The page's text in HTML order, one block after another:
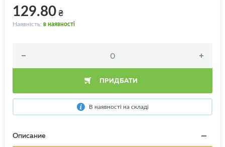
129.80₴
Наявність: в наявності
ПРИДБАТИ
В наявності на складі
Описание